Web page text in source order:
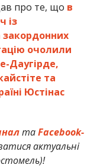
про те, що в
із
закордонних
очолили
Даугірде,
та
Юстінас
таFacebook-
актуальні